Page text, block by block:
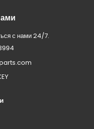
с нами 24/7.